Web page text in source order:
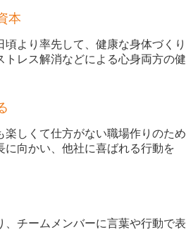
本
より率先して、健康な身体づくり
トレス解消などによる心身両方の健
楽しくて仕方がない職場作りのため
に向かい、他社に喜ばれる行動を
、チームメンバーに言葉や行動で表